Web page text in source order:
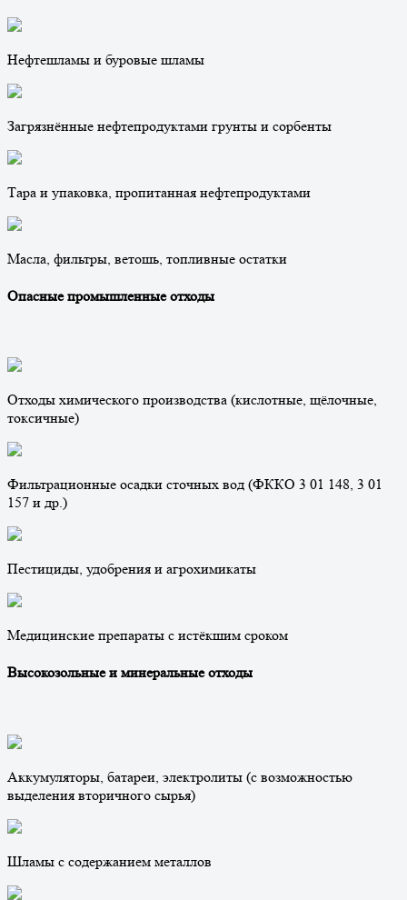
Нефтешламы и буровые шламы
Загрязнённые нефтепродуктами грунты и сорбенты
Тара и упаковка, пропитанная нефтепродуктами
Масла, фильтры, ветошь, топливные остатки
Опасные промышленные отходы
Отходы химического производства (кислотные, щёлочные,
токсичные)
Фильтрационные осадки сточных вод (ФККО 3 01 148, 3 01
157 и др.)
Пестициды, удобрения и агрохимикаты
Медицинские препараты с истёкшим сроком
Высокозольные и минеральные отходы
Аккумуляторы, батареи, электролиты (с возможностью
выделения вторичного сырья)
Шламы с содержанием металлов